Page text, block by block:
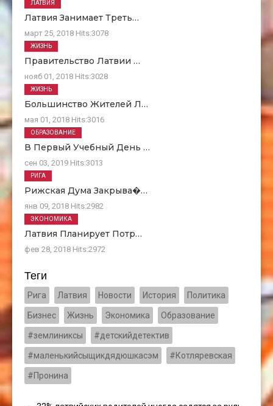
Латвия Занимает Треть…
март 25, 2018 Hits:3078
ЛАТВИЯ
Правительство Латвии …
нояб 01, 2018 Hits:3028
ЖИЗНЬ
Большинство Жителей Л…
мая 01, 2018 Hits:3016
ЖИЗНЬ
В Первый Учебный День …
сен 03, 2019 Hits:3013
ОБРАЗОВАНИЕ
Рижская Дума Закрыва�…
янв 09, 2018 Hits:2982
РИГА
Латвия Планирует Потр…
фев 28, 2018 Hits:2972
ЭКОНОМИКА
Теги
Рига Латвия Новости История Политика
Бизнес Жизнь Экономика Образование
#землиниксы #детскийдетектив
#маленькийсыщикдядюшкасэм #Котляревская
#Пронина